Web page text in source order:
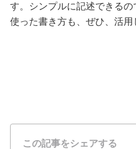
す。シンプルに記述できる
使った書き方も、ぜひ、活用
この記事をシェアする